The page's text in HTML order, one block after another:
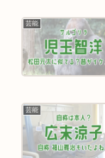
芸能
芸能